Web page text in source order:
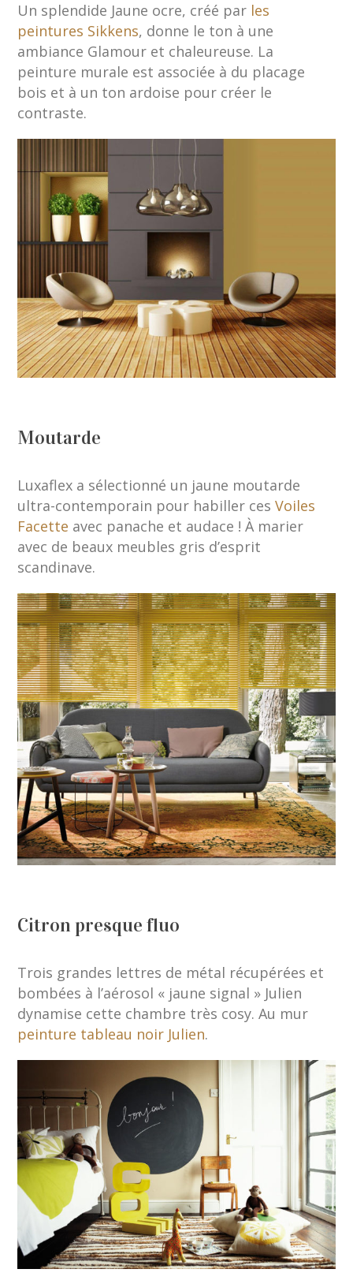
Un splendide Jaune ocre, créé par les
peintures Sikkens, donne le ton à une
ambiance Glamour et chaleureuse. La
peinture murale est associée à du placage
bois et à un ton ardoise pour créer le
contraste.
Moutarde
Luxaflex a sélectionné un jaune moutarde
ultra-contemporain pour habiller cesVoiles
Facette avec panache et audace ! À marier
avec de beaux meubles gris d’esprit
scandinave.
Citron presque fluo
Trois grandes lettres de métal récupérées et
bombées à l’aérosol « jaune signal » Julien
dynamise cette chambre très cosy. Au mur
peinture tableau noir Julien.